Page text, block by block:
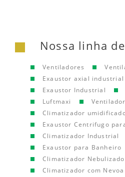
Nossa linha
Ventiladores
Exaustor axial industrial
Exaustor Industrial
Luftmaxi
Climatizador
Exaustor Centrifugo
Climatizador Industrial
Exaustor para Banheiro
Climatizador
Climatizador com Nevoa